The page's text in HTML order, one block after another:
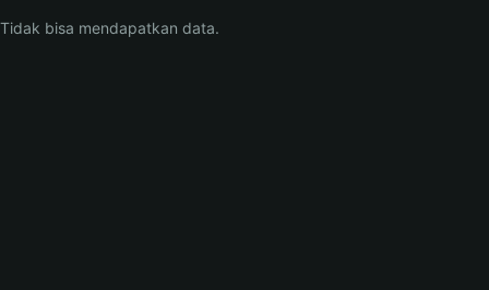
Tidak bisa mendapatkan data.